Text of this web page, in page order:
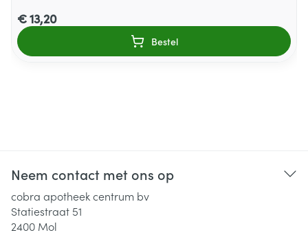
€ 13,20
Bestel
Neem contact met ons op
cobra apotheek centrum bv
Statiestraat 51
2400 Mol